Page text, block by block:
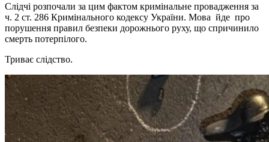
Слідчі розпочали за цим фактом кримінальне провадження за
ч. 2 ст. 286 Кримінального кодексу України. Мова йде про
порушення правил безпеки дорожнього руху, що спричинило
смерть потерпілого.
Триває слідство.